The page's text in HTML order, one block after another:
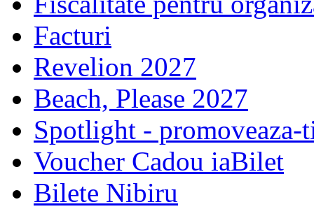
Facturi
Revelion 2027
Beach, Please 2027
Spotlight - promoveaza-
Voucher Cadou iaBilet
Bilete Nibiru